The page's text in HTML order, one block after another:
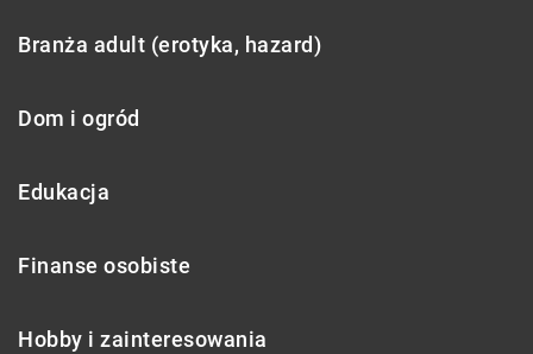
Branża adult (erotyka, hazard)
Dom i ogród
Edukacja
Finanse osobiste
Hobby i zainteresowania